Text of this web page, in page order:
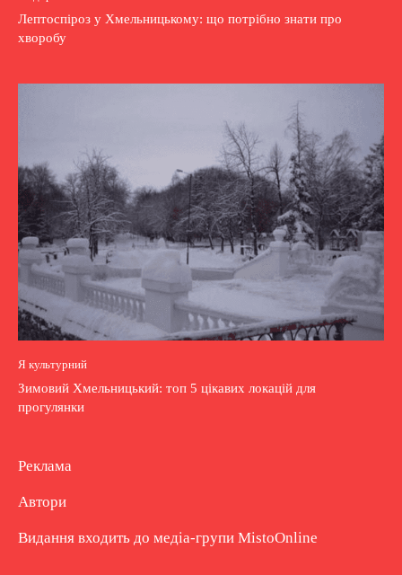
Лептоспіроз у Хмельницькому: що потрібно знати про
хворобу
Я культурний
Зимовий Хмельницький: топ 5 цікавих локацій для
прогулянки
Реклама
Автори
Видання входить до медіа-групи MistoOnline